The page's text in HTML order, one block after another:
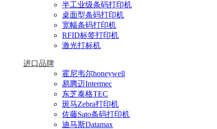
半工业级条码打印机
桌面型条码打印机
宽幅条码打印机
RFID标签打印机
激光打标机
进口品牌
霍尼韦尔honeywell
易腾迈Intermec
东芝泰格TEC
斑马Zebra打印机
佐藤Sato条码打印机
迪马斯Datamax